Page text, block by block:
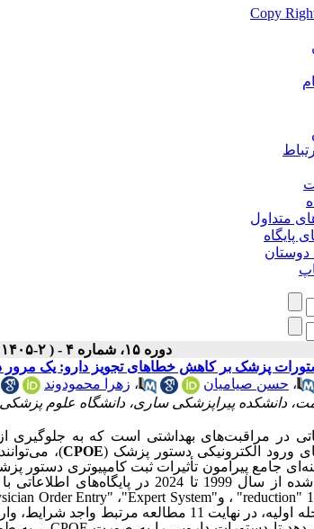
متداول
پایگاه
دوستان
دوره ۱۵، شماره ۴ - ( ۲-۱۴۰۵ )
پزشک بر کاهش خطاهای تجویز دارو: یک مرور
، حسن صیامیان ، زهرا محمودوند
دانشکده پیراپزشکی ساری، دانشگاه علوم پزشکی
در مراقبت‌های بهداشتی است که به جلوگیری
ورود الکترونیکی دستور پزشک (
CPOE
)،
جامع پیرامون تأثیرات ثبت کامپیوتری
پایگاه‌های اطلاعاتی
Order Entry" ،"Expert System"، و "reduction"
مطالعه بررسی‌شده در مرحله اولیه، در نهایت